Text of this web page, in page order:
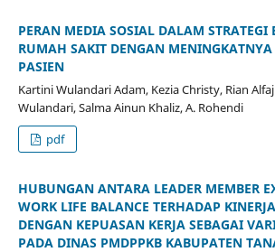
PERAN MEDIA SOSIAL DALAM STRATEGI
RUMAH SAKIT DENGAN
PASIEN
Kartini Wulandari Adam, Kezia Christy, Rian
Wulandari, Salma Ainun Khaliz, A. Rohendi
pdf
HUBUNGAN ANTARA LEADER MEMBER
WORK LIFE BALANCE TERHADAP
DENGAN KEPUASAN KERJA SEBAGAI
PADA DINAS PMDPPKB KABUPATEN